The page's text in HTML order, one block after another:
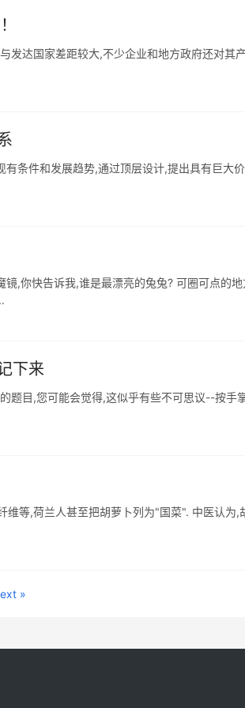
发达国家差距较大,不少企业和地方政府还对其
条件和发展趋势,通过顶层设计,提出具有巨大
,你快告诉我,谁是最漂亮的兔兔? 可圈可点的地
下来
题目,您可能会觉得,这似乎有些不可思议--按手
维等,荷兰人甚至把胡萝卜列为"国菜". 中医认为,
»